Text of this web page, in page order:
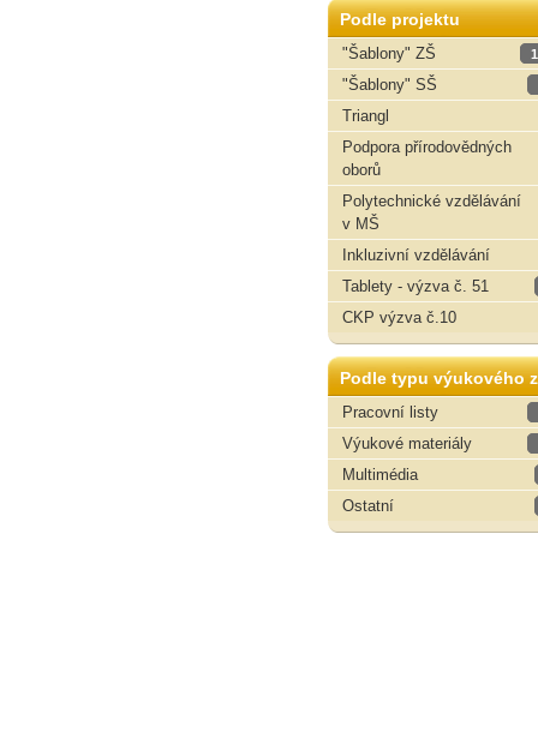
Podle projektu
"Šablony" ZŠ
"Šablony" SŠ
Triangl
Podpora přírodovědných
oborů
Polytechnické vzdělávání
v MŠ
Inkluzivní vzdělávání
Tablety - výzva č. 51
CKP výzva č.10
Podle typu výukového
Pracovní listy
Výukové materiály
Multimédia
Ostatní